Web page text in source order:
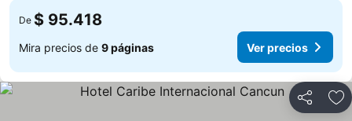
De $ 95.418
Mira precios de 9 páginas Ver precios
Compartir